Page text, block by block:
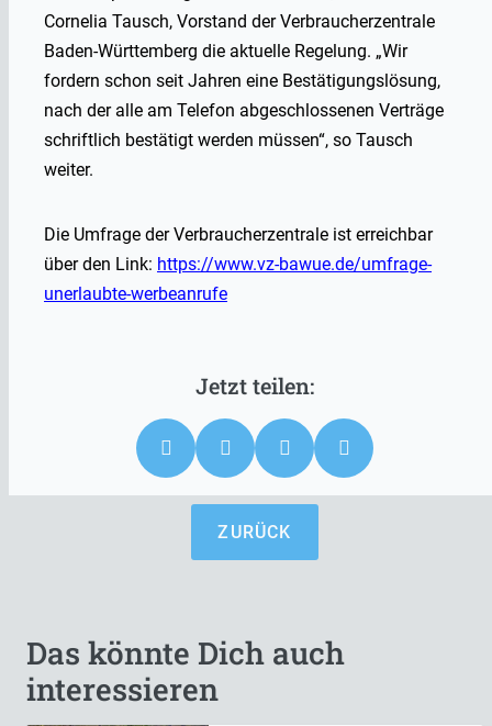
Cornelia Tausch, Vorstand der Verbraucher­zentrale
Baden-Württemberg die aktuelle Regelung. „Wir
fordern schon seit Jahren eine Bestätigungslösung,
nach der alle am Telefon abgeschlossenen Verträge
schriftlich bestätigt werden müssen“, so Tausch
weiter.
Die Umfrage der Verbraucherzentrale ist erreichbar
über den Link: https://www.vz-bawue.de/umfrage-
unerlaubte-werbeanrufe
ZURÜCK
Das könnte Dich auch
interessieren